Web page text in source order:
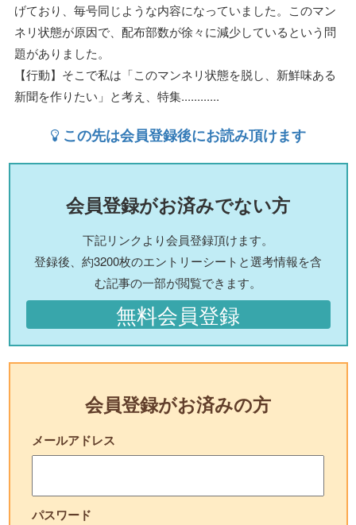
げており、毎号同じような内容になっていました。このマン
ネリ状態が原因で、配布部数が徐々に減少しているという問
題がありました。
【行動】そこで私は「このマンネリ状態を脱し、新鮮味ある
新聞を作りたい」と考え、特集............
この先は会員登録後にお読み頂けます
会員登録がお済みでない方
下記リンクより会員登録頂けます。
登録後、約3200枚のエントリーシートと選考情報を含
む記事の一部が閲覧できます。
無料会員登録
会員登録がお済みの方
メールアドレス
パスワード